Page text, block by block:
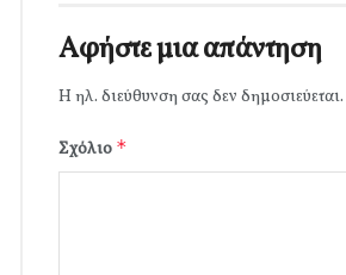
Αφήστε μια απάντηση
Η ηλ. διεύθυνση σας δεν δημοσιεύεται.
Σχόλιο *